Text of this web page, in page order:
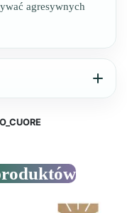
agresywnych